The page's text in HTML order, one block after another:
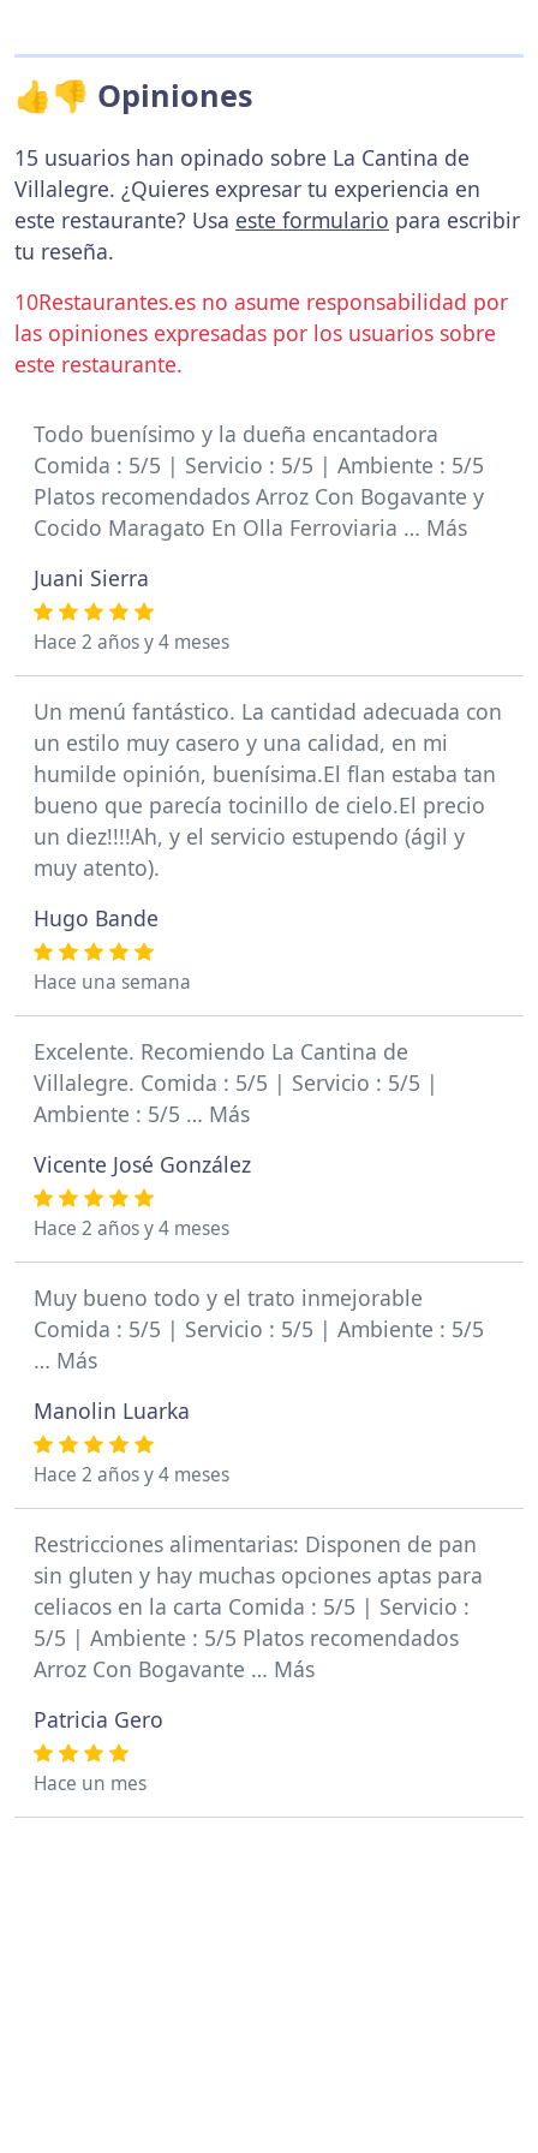
👍👎 Opiniones
15 usuarios han opinado sobre La Cantina de
Villalegre. ¿Quieres expresar tu experiencia en
este restaurante? Usa este formulario para escribir
tu reseña.
10Restaurantes.es no asume responsabilidad por
las opiniones expresadas por los usuarios sobre
este restaurante.
Todo buenísimo y la dueña encantadora
Comida : 5/5 | Servicio : 5/5 | Ambiente : 5/5
Platos recomendados Arroz Con Bogavante y
Cocido Maragato En Olla Ferroviaria … Más
Juani Sierra
Hace 2 años y 4 meses
Un menú fantástico. La cantidad adecuada con
un estilo muy casero y una calidad, en mi
humilde opinión, buenísima.El flan estaba tan
bueno que parecía tocinillo de cielo.El precio
un diez!!!!Ah, y el servicio estupendo (ágil y
muy atento).
Hugo Bande
Hace una semana
Excelente. Recomiendo La Cantina de
Villalegre. Comida : 5/5 | Servicio : 5/5 |
Ambiente : 5/5 … Más
Vicente José González
Hace 2 años y 4 meses
Muy bueno todo y el trato inmejorable
Comida : 5/5 | Servicio : 5/5 | Ambiente : 5/5
… Más
Manolin Luarka
Hace 2 años y 4 meses
Restricciones alimentarias: Disponen de pan
sin gluten y hay muchas opciones aptas para
celiacos en la carta Comida : 5/5 | Servicio :
5/5 | Ambiente : 5/5 Platos recomendados
Arroz Con Bogavante … Más
Patricia Gero
Hace un mes